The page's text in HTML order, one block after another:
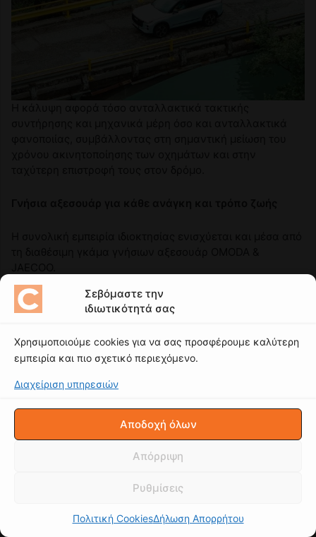
Σεβόμαστε την
ιδιωτικότητά σας
Χρησιμοποιούμε cookies για να σας προσφέρουμε καλύτερη
εμπειρία και πιο σχετικό περιεχόμενο.
Διαχείριση υπηρεσιών
Αποδοχή όλων
Απόρριψη
Ρυθμίσεις
Πολιτική CookiesΔήλωση Απορρήτου